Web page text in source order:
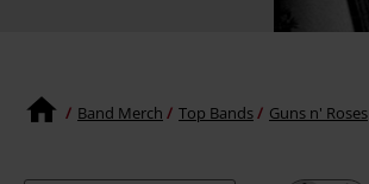
Band Merch Top Bands Guns n' Roses